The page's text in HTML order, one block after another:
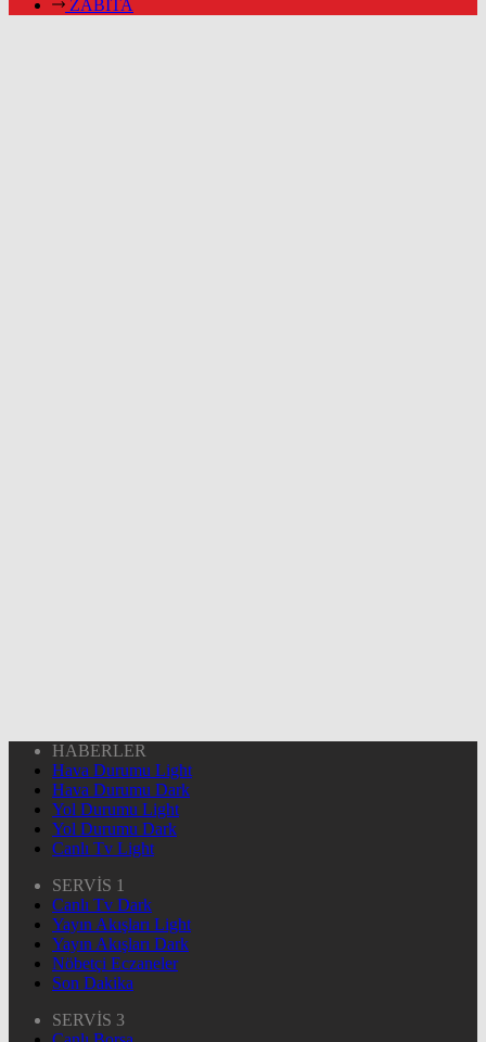
ZABITA
HABERLER
Hava Durumu Light
Hava Durumu Dark
Yol Durumu Light
Yol Durumu Dark
Canlı Tv Light
SERVİS 1
Canlı Tv Dark
Yayın Akışları Light
Yayın Akışları Dark
Nöbetçi Eczaneler
Son Dakika
SERVİS 3